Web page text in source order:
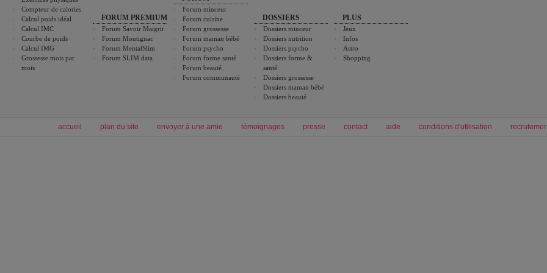
Compteur de calories
Calcul poids idéal
Calcul IMC
Courbe de poids
Calcul IMG
Grossesse mois par
mois
FORUM PREMIUM
Forum Savoir Maigrir
Forum Montignac
Forum MentalSlim
Forum SLIM data
Forum minceur
Forum cuisine
Forum grossesse
Forum maman bébé
Forum psycho
Forum forme santé
Forum beauté
Forum communauté
DOSSIERS
Dossiers minceur
Dossiers nutrition
Dossiers psycho
Dossiers forme &
santé
Dossiers grossesse
Dossiers maman bébé
Dossiers beauté
PLUS
Jeux
Infos
Astro
Shopping
accueil plan du site envoyer à une amie témoignages presse contact aide conditions d'utilisation